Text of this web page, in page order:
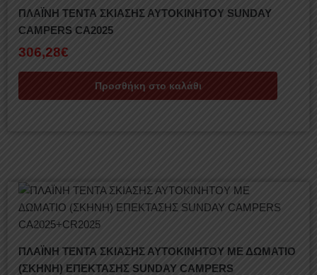
ΠΛΑΪΝΗ ΤΕΝΤΑ ΣΚΙΑΣΗΣ ΑΥΤΟΚΙΝΗΤΟΥ SUNDAY
CAMPERS CA2025
306,28€
Προσθήκη στο καλάθι
ΠΛΑΪΝΗ ΤΕΝΤΑ ΣΚΙΑΣΗΣ ΑΥΤΟΚΙΝΗΤΟΥ ΜΕ ΔΩΜΑΤΙΟ
(ΣΚΗΝΗ) ΕΠΕΚΤΑΣΗΣ SUNDAY CAMPERS